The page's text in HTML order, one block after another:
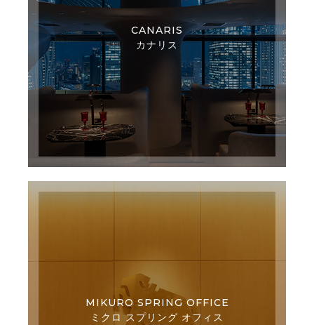
CANARIS
カナリス
MIKURO SPRING OFFICE
ミクロ スプリング オフィス